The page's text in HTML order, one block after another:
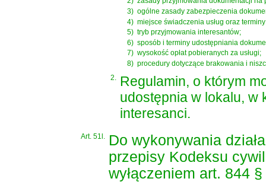
3) ogólne zasady zabezpieczenia
4) miejsce świadczenia usług oraz
5) tryb przyjmowania interesantów;
6) sposób i terminy udostępniania
7) wysokość opłat pobieranych za usługi;
8) procedury dotyczące brakowania i
2.
Regulamin, o którym
udostępnia w lokalu, w
interesanci.
Art. 51l.
Do wykonywania
przepisy Kodeksu
wyłączeniem art. 844 §